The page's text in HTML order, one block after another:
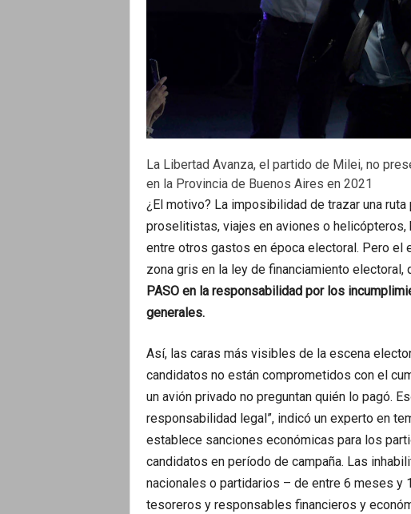
La Libertad Avanza, el partido de Milei, no
en la Provincia de Buenos Aires en 2021
¿El motivo? La imposibilidad de trazar una
proselitistas, viajes en aviones o
entre otros gastos en época electoral. Pero el
zona gris en la ley de financiamiento electoral,
PASO en la responsabilidad por los
generales.
Así, las caras más visibles de la escena
candidatos no están comprometidos con el
un avión privado no preguntan quién lo pagó.
responsabilidad legal”, indicó un experto en
establece sanciones económicas para los
candidatos en período de campaña. Las
nacionales o partidarios – de entre 6 meses
tesoreros y responsables financieros y